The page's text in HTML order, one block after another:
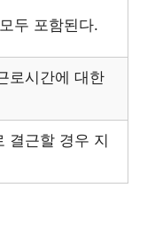
두 포함된다.
로시간에 대한
결근할 경우 지